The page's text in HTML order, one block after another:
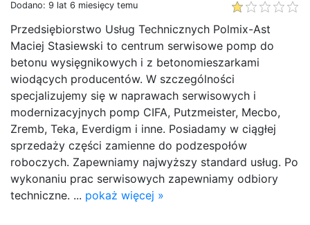
Dodano: 9 lat 6 miesięcy temu
Przedsiębiorstwo Usług Technicznych Polmix-Ast
Maciej Stasiewski to centrum serwisowe pomp do
betonu wysięgnikowych i z betonomieszarkami
wiodących producentów. W szczególności
specjalizujemy się w naprawach serwisowych i
modernizacyjnych pomp CIFA, Putzmeister, Mecbo,
Zremb, Teka, Everdigm i inne. Posiadamy w ciągłej
sprzedaży części zamienne do podzespołów
roboczych. Zapewniamy najwyższy standard usług. Po
wykonaniu prac serwisowych zapewniamy odbiory
techniczne. ... pokaż więcej »